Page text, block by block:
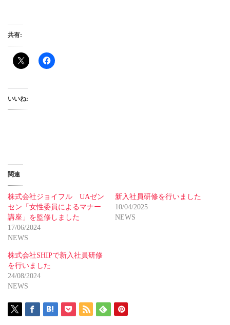
共有:
いいね:
関連
株式会社ジョイフル UAゼン
セン「女性委員によるマナー
講座」を監修しました
17/06/2024
NEWS
新入社員研修を行いました
10/04/2025
NEWS
株式会社SHIPで新入社員研修
を行いました
24/08/2024
NEWS